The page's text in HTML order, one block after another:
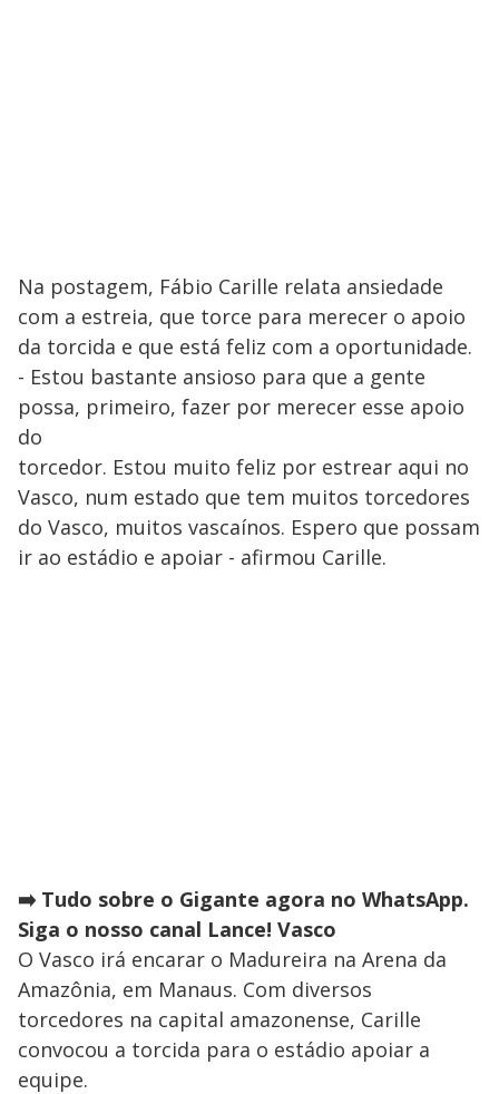
Na postagem, Fábio Carille relata ansiedade
com a estreia, que torce para merecer o apoio
da torcida e que está feliz com a oportunidade.
- Estou bastante ansioso para que a gente
possa, primeiro, fazer por merecer esse apoio
do
torcedor. Estou muito feliz por estrear aqui no
Vasco, num estado que tem muitos torcedores
do Vasco, muitos vascaínos. Espero que possam
ir ao estádio e apoiar - afirmou Carille.
➡️ Tudo sobre o Gigante agora no WhatsApp.
Siga o nosso canal Lance! Vasco
O Vasco irá encarar o Madureira na Arena da
Amazônia, em Manaus. Com diversos
torcedores na capital amazonense, Carille
convocou a torcida para o estádio apoiar a
equipe.